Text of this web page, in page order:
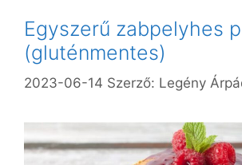
Egyszerű zabpelyhes
(gluténmentes)
2023-06-14 Szerző: Legény